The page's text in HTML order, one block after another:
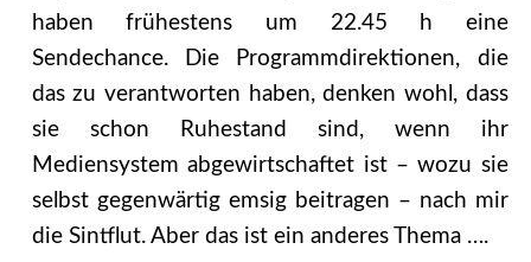
haben frühestens um 22.45 h eine
Sendechance. Die Programmdirektionen, die
das zu verantworten haben, denken wohl, dass
sie schon Ruhestand sind, wenn ihr
Mediensystem abgewirtschaftet ist – wozu sie
selbst gegenwärtig emsig beitragen – nach mir
die Sintflut. Aber das ist ein anderes Thema ….